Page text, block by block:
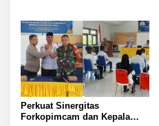
Perkuat Sinergitas
Forkopimcam dan Kepala